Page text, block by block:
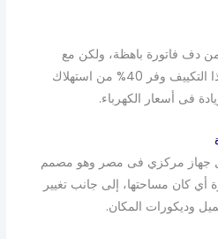
دف فاتورة باهظة، ولكن مع
تكنولوجيا كاريير التى يتمتع بها هذا التكييف وفر 40% من استهلاك
فى أسعار الكهرباء.
جهاز مركزي فى مصر وهو مصمم
كان مساحتها، إلى جانب تغيير
وديكورات المكان.